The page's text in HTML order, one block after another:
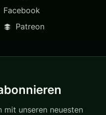
Facebook
Patreon
mit unseren neuesten